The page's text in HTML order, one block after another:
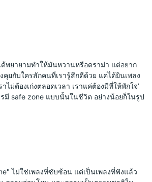
พยายามทำให้มันหวานหรือดราม่า แต่อยาก
คุยกับใครสักคนที่เรารู้สึกดีด้วย แค่ได้ยินเพลง
ไม่ต้องเก่งตลอดเวลา เราแค่ต้องมีที่ให้พักใจ’
มี safe zone แบบนั้นในชีวิต อย่างน้อยก็ในรูป
ไม่ใช่เพลงที่ซับซ้อน แต่เป็นเพลงที่ฟังแล้ว